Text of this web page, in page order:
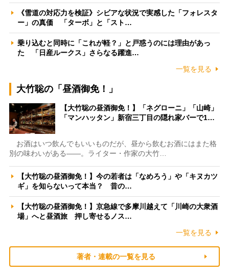
《雪道の対応力を検証》シビアな状況で実感した「フォレスタ
ー」の真価 「ターボ」と「スト…
乗り込むと同時に「これが軽？」と戸惑うのには理由があっ
た 「日産ルークス」さらなる躍進…
一覧を見る
大竹聡の「昼酒御免！」
【大竹聡の昼酒御免！】「ネグローニ」「山崎」
「マンハッタン」新宿三丁目の隠れ家バーで1…
お酒はいつ飲んでもいいものだが、昼から飲むお酒にはまた格
別の味わいがある――。ライター・作家の大竹…
【大竹聡の昼酒御免！】今の若者は「なめろう」や「キヌカツ
ギ」を知らないって本当？ 昔の…
【大竹聡の昼酒御免！】京急線で多摩川越えて「川崎の大衆酒
場」へと昼酒旅 押し寄せるノス…
一覧を見る
著者・連載の一覧を見る